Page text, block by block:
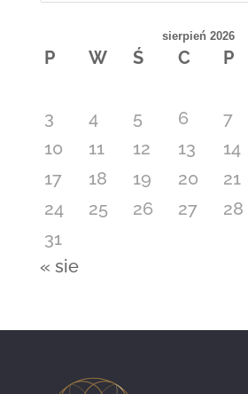
sierpień 2026
P W Ś C P
3
4 5 6 7
10
11 12 13 14
17
18 19 20 21
24
25 26 27 28
31
« sie